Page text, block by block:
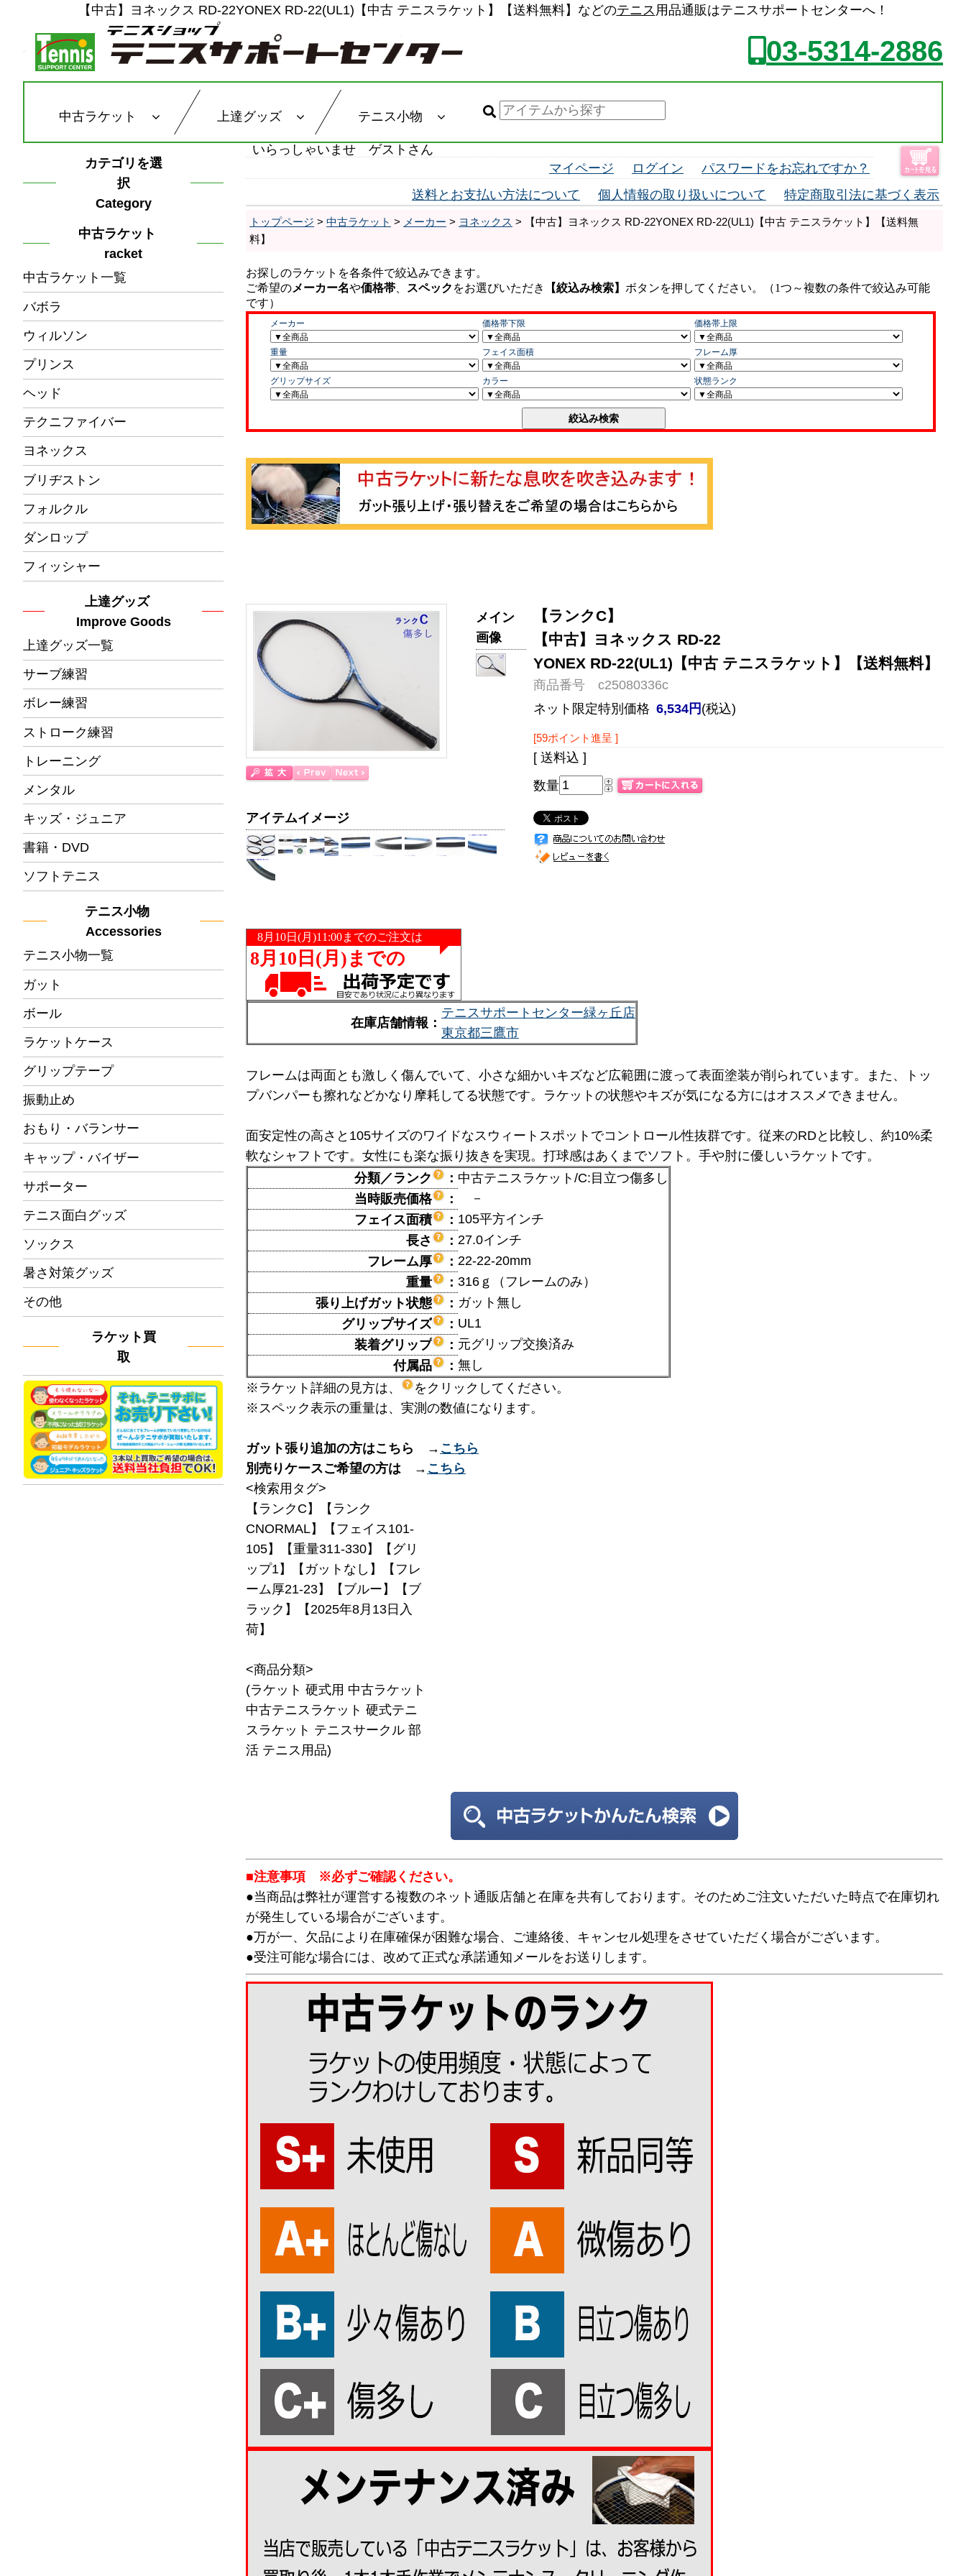
【中古】ヨネックス RD-22YONEX RD-22(UL1)【中古 テニスラケット】【送料無料】などのテニス用品通販はテニスサポートセンターへ！
03-5314-2886
中古ラケット 上達グッズ テニス小物
カテゴリを選
択
Category
中古ラケット
racket
中古ラケット一覧
バボラ
ウィルソン
プリンス
ヘッド
テクニファイバー
ヨネックス
ブリヂストン
フォルクル
ダンロップ
フィッシャー
上達グッズ
Improve Goods
上達グッズ一覧
サーブ練習
ボレー練習
ストローク練習
トレーニング
メンタル
キッズ・ジュニア
書籍・DVD
ソフトテニス
テニス小物
Accessories
テニス小物一覧
ガット
ボール
ラケットケース
グリップテープ
振動止め
おもり・バランサー
キャップ・バイザー
サポーター
テニス面白グッズ
ソックス
暑さ対策グッズ
その他
ラケット買
取
いらっしゃいませ ゲストさん
マイページ
ログイン
パスワードをお忘れですか？
送料とお支払い方法について
個人情報の取り扱いについて 特定商取引法に基づく表示
トップページ > 中古ラケット > メーカー > ヨネックス > 【中古】ヨネックス RD-22YONEX RD-22(UL1)【中古 テニスラケット】【送料無
料】
【ランクC】
【中古】ヨネックス RD-22
YONEX RD-22(UL1)【中古 テニスラケット】【送料無料】
商品番号 c25080336c
ネット限定特別価格 6,534円 (税込)
[59ポイント進呈 ]
[ 送料込 ]
数量
メイン
画像
アイテムイメージ
在庫店舗情報：
テニスサポートセンター緑ヶ丘店
東京都三鷹市
フレームは両面とも激しく傷んでいて、小さな細かいキズなど広範囲に渡って表面塗装が削られています。また、トッ
プバンパーも擦れなどかなり摩耗してる状態です。ラケットの状態やキズが気になる方にはオススメできません。
面安定性の高さと105サイズのワイドなスウィートスポットでコントロール性抜群です。従来のRDと比較し、約10%柔
軟なシャフトです。女性にも楽な振り抜きを実現。打球感はあくまでソフト。手や肘に優しいラケットです。
分類／ランク
： 中古テニスラケット/C:目立つ傷多し
当時販売価格
：
－
フェイス面積
： 105平方インチ
長さ
： 27.0インチ
フレーム厚
： 22-22-20mm
重量
： 316ｇ（フレームのみ）
張り上げガット状態
： ガット無し
グリップサイズ
： UL1
装着グリップ
： 元グリップ交換済み
付属品
： 無し
※ラケット詳細の見方は、
をクリックしてください。
※スペック表示の重量は、実測の数値になります。
ガット張り追加の方はこちら → こちら
別売りケースご希望の方は → こちら
<検索用タグ>
【ランクC】【ランク
CNORMAL】【フェイス101-
105】【重量311-330】【グリ
ップ1】【ガットなし】【フレ
ーム厚21-23】【ブルー】【ブ
ラック】【2025年8月13日入
荷】
<商品分類>
(ラケット 硬式用 中古ラケット
中古テニスラケット 硬式テニ
スラケット テニスサークル 部
活 テニス用品)
■注意事項 ※必ずご確認ください。
●当商品は弊社が運営する複数のネット通販店舗と在庫を共有しております。そのためご注文いただいた時点で在庫切れ
が発生している場合がございます。
●万が一、欠品により在庫確保が困難な場合、ご連絡後、キャンセル処理をさせていただく場合がございます。
●受注可能な場合には、改めて正式な承諾通知メールをお送りします。